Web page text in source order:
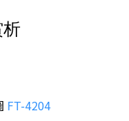
FT-4204